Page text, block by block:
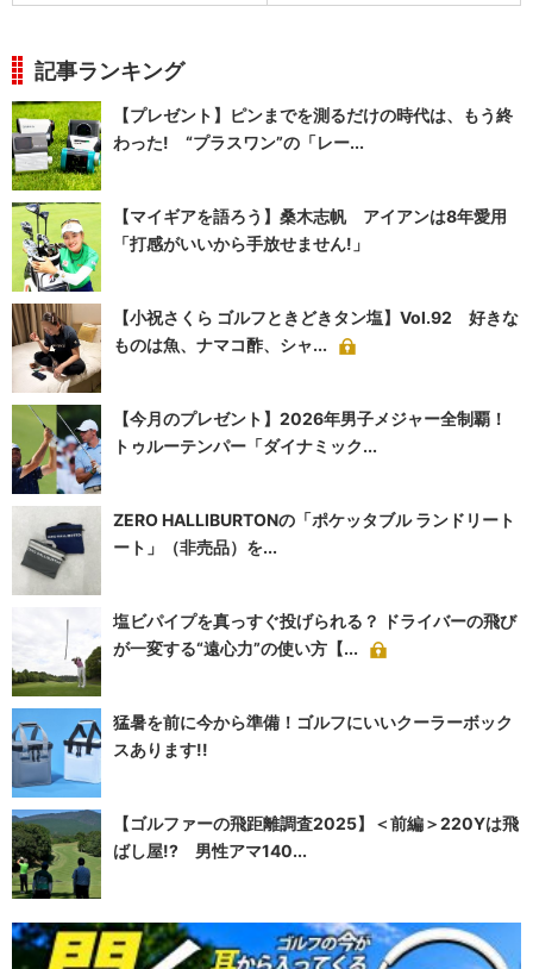
記事ランキング
【プレゼント】ピンまでを測るだけの時代は、もう終
わった! “プラスワン”の「レー...
【マイギアを語ろう】桑木志帆 アイアンは8年愛用
「打感がいいから手放せません!」
【小祝さくら ゴルフときどきタン塩】Vol.92 好きな
ものは魚、ナマコ酢、シャ...
【今月のプレゼント】2026年男子メジャー全制覇！
トゥルーテンパー「ダイナミック...
ZERO HALLIBURTONの「ポケッタブル ランドリート
ート」（非売品）を...
塩ビパイプを真っすぐ投げられる？ ドライバーの飛び
が一変する“遠心力”の使い方【...
猛暑を前に今から準備！ゴルフにいいクーラーボック
スあります!!
【ゴルファーの飛距離調査2025】＜前編＞220Yは飛
ばし屋!? 男性アマ140...